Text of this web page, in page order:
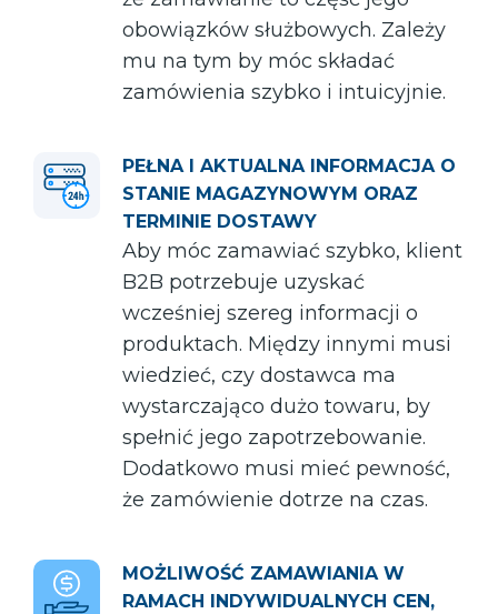
obowiązków służbowych. Zależy
mu na tym by móc składać
zamówienia szybko i intuicyjnie.
PEŁNA I AKTUALNA INFORMACJA O
STANIE MAGAZYNOWYM ORAZ
TERMINIE DOSTAWY
Aby móc zamawiać szybko, klient
B2B potrzebuje uzyskać
wcześniej szereg informacji o
produktach. Między innymi musi
wiedzieć, czy dostawca ma
wystarczająco dużo towaru, by
spełnić jego zapotrzebowanie.
Dodatkowo musi mieć pewność,
że zamówienie dotrze na czas.
MOŻLIWOŚĆ ZAMAWIANIA W
RAMACH INDYWIDUALNYCH CEN,